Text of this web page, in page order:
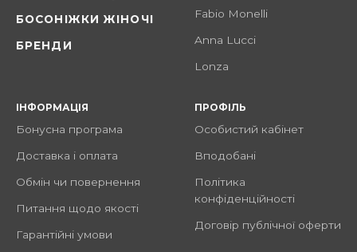
БОСОНІЖКИ ЖІНОЧІ
БРЕНДИ
Fabio Monelli
Anna Lucci
Lonza
ІНФОРМАЦІЯ
Бонусна програма
Доставка і оплата
Обмін чи повернення
Питання щодо якості
Гарантійні умови
ПРОФІЛЬ
Особистий кабінет
Вподобані
Політика
конфіденційності
Договір публічної оферти